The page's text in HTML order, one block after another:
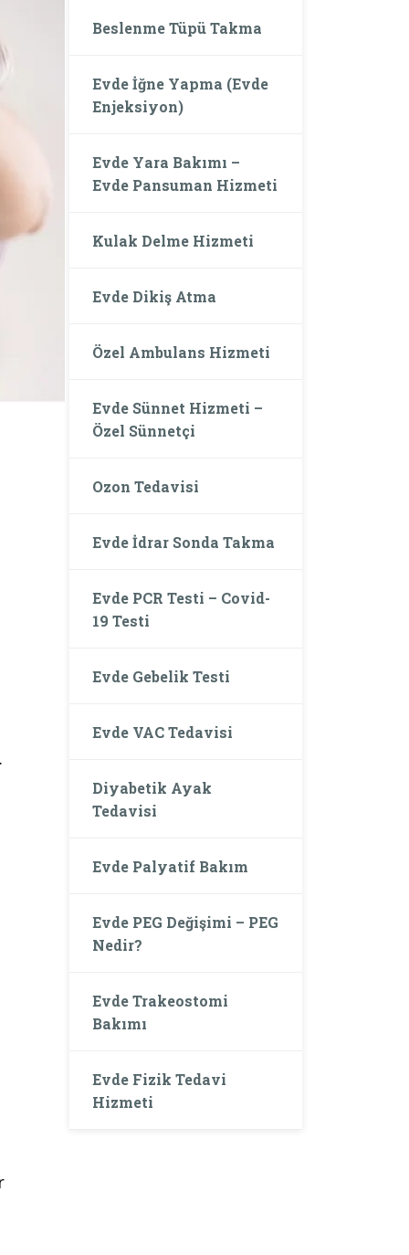
Beslenme Tüpü Takma
Evde İğne Yapma (Evde
Enjeksiyon)
Evde Yara Bakımı –
Evde Pansuman Hizmeti
Kulak Delme Hizmeti
Evde Dikiş Atma
Özel Ambulans Hizmeti
Evde Sünnet Hizmeti –
Özel Sünnetçi
Ozon Tedavisi
Evde İdrar Sonda Takma
Evde PCR Testi – Covid-
19 Testi
Evde Gebelik Testi
Evde VAC Tedavisi
Diyabetik Ayak
Tedavisi
Evde Palyatif Bakım
Evde PEG Değişimi – PEG
Nedir?
Evde Trakeostomi
Bakımı
Evde Fizik Tedavi
Hizmeti